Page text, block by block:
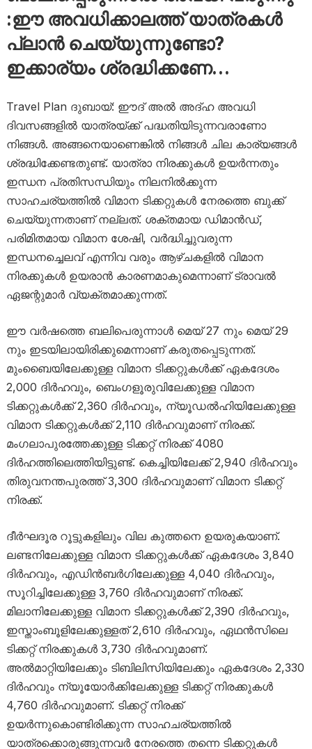
:ഈ അവധിക്കാലത്ത് യാത്രകൾ
പ്ലാൻ ചെയ്യുന്നുണ്ടോ?
ഇക്കാര്യം ശ്രദ്ധിക്കണേ…
Travel Plan ദുബായ്: ഈദ് അൽ അദ്ഹ അവധി
ദിവസങ്ങളിൽ യാത്രയ്ക്ക് പദ്ധതിയിടുന്നവരാണോ
നിങ്ങൾ. അങ്ങനെയാണെങ്കിൽ നിങ്ങൾ ചില കാര്യങ്ങൾ
ശ്രദ്ധിക്കേണ്ടതുണ്ട്. യാത്രാ നിരക്കുകൾ ഉയർന്നതും
ഇന്ധന പ്രതിസന്ധിയും നിലനിൽക്കുന്ന
സാഹചര്യത്തിൽ വിമാന ടിക്കറ്റുകൾ നേരത്തെ ബുക്ക്
ചെയ്യുന്നതാണ് നല്ലത്. ശക്തമായ ഡിമാൻഡ്,
പരിമിതമായ വിമാന ശേഷി, വർദ്ധിച്ചുവരുന്ന
ഇന്ധനച്ചെലവ് എന്നിവ വരും ആഴ്ചകളിൽ വിമാന
നിരക്കുകൾ ഉയരാൻ കാരണമാകുമെന്നാണ് ട്രാവൽ
ഏജന്റുമാർ വ്യക്തമാക്കുന്നത്.
ഈ വർഷത്തെ ബലിപെരുന്നാൾ മെയ് 27 നും മെയ് 29
നും ഇടയിലായിരിക്കുമെന്നാണ് കരുതപ്പെടുന്നത്.
മുംബൈയിലേക്കുള്ള വിമാന ടിക്കറ്റുകൾക്ക് ഏകദേശം
2,000 ദിർഹവും, ബെംഗളൂരുവിലേക്കുള്ള വിമാന
ടിക്കറ്റുകൾക്ക് 2,360 ദിർഹവും, ന്യൂഡൽഹിയിലേക്കുള്ള
വിമാന ടിക്കറ്റുകൾക്ക് 2,110 ദിർഹവുമാണ് നിരക്ക്.
മംഗലാപുരത്തേക്കുള്ള ടിക്കറ്റ് നിരക്ക് 4080
ദിർഹത്തിലെത്തിയിട്ടുണ്ട്. കെച്ചിയിലേക്ക് 2,940 ദിർഹവും
തിരുവനന്തപുരത്ത് 3,300 ദിർഹവുമാണ് വിമാന ടിക്കറ്റ്
നിരക്ക്.
ദീർഘദൂര റൂട്ടുകളിലും വില കുത്തനെ ഉയരുകയാണ്.
ലണ്ടനിലേക്കുള്ള വിമാന ടിക്കറ്റുകൾക്ക് ഏകദേശം 3,840
ദിർഹവും, എഡിൻബർഗിലേക്കുള്ള 4,040 ദിർഹവും,
സൂറിച്ചിലേക്കുള്ള 3,760 ദിർഹവുമാണ് നിരക്ക്.
മിലാനിലേക്കുള്ള വിമാന ടിക്കറ്റുകൾക്ക് 2,390 ദിർഹവും,
ഇസ്താംബൂളിലേക്കുള്ളത് 2,610 ദിർഹവും, ഏഥൻസിലെ
ടിക്കറ്റ് നിരക്കുകൾ 3,730 ദിർഹവുമാണ്.
അൽമാറ്റിയിലേക്കും ടിബിലിസിയിലേക്കും ഏകദേശം 2,330
ദിർഹവും ന്യൂയോർക്കിലേക്കുള്ള ടിക്കറ്റ് നിരക്കുകൾ
4,760 ദിർഹവുമാണ്. ടിക്കറ്റ് നിരക്ക്
ഉയർന്നുകൊണ്ടിരിക്കുന്ന സാഹചര്യത്തിൽ
യാത്രക്കൊരുങ്ങുന്നവർ നേരത്തെ തന്നെ ടിക്കറ്റുകൾ